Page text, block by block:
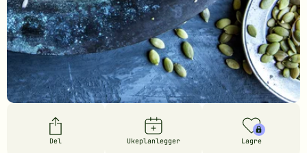
Del Ukeplanlegger Lagre